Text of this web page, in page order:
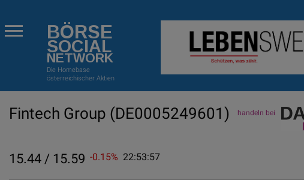
BÖRSE
SOCIAL
NETWORK
Die Homebase
österreichischer Aktien
Fintech Group (DE0005249601) handeln bei
15.44 / 15.59 -0.15% 22:53:57